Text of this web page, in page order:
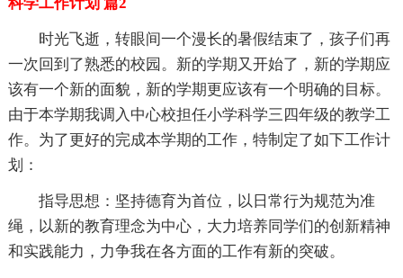
科学工作计划 篇2
时光飞逝，转眼间一个漫长的暑假结束了，孩子们再
一次回到了熟悉的校园。新的学期又开始了，新的学期应
该有一个新的面貌，新的学期更应该有一个明确的目标。
由于本学期我调入中心校担任小学科学三四年级的教学工
作。为了更好的完成本学期的工作，特制定了如下工作计
划：
指导思想：坚持德育为首位，以日常行为规范为准
绳，以新的教育理念为中心，大力培养同学们的创新精神
和实践能力，力争我在各方面的工作有新的突破。